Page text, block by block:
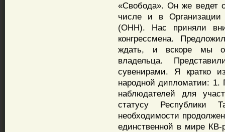
«Свобода». Он же ведет
числе и в
(ОНН). Нас приняли
конгрессмена.
ждать, и вскоре мы
владельца.
сувенирами. Я кратко
народной дипломатии: 1.
наблюдателей для
статусу Республики
необходимости
единственной в мире